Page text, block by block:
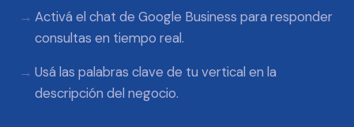
Activá el chat de Google Business para responder
consultas en tiempo real.
Usá las palabras clave de tu vertical en la
descripción del negocio.